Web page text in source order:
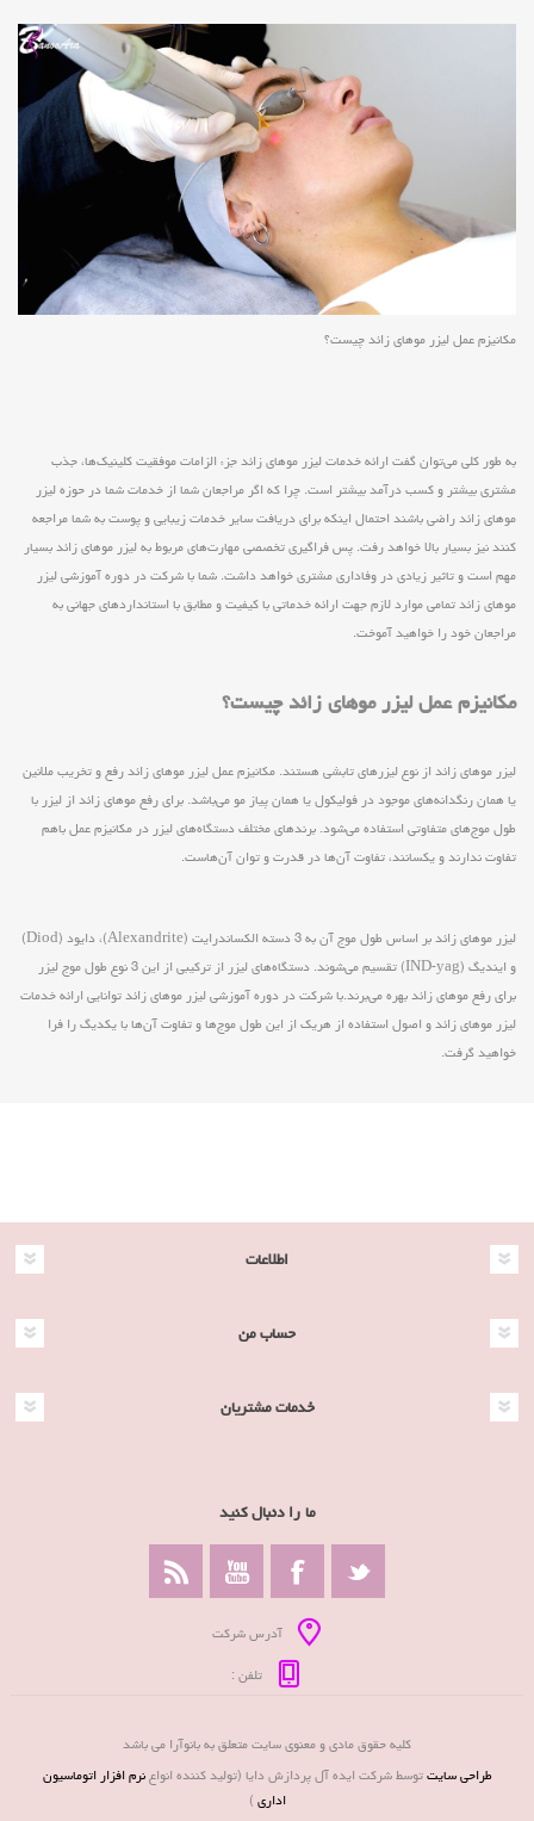
مکانیزم عمل لیزر موهای زائد چیست؟
به طور کلی می‌توان گفت ارائه خدمات لیزر موهای زائد جزء الزامات موفقیت کلینیک‌ها، جذب
مشتری بیشتر و کسب درآمد بیشتر است. چرا که اگر مراجعان شما از خدمات شما در حوزه لیزر
موهای زائد راضی باشند احتمال اینکه برای دریافت سایر خدمات زیبایی و پوست به شما مراجعه
کنند نیز بسیار بالا خواهد رفت. پس فراگیری تخصصی مهارت‌های مربوط به لیزر موهای زائد بسیار
مهم است و تاثیر زیادی در وفاداری مشتری خواهد داشت. شما با شرکت در دوره آموزشی لیزر
موهای زائد تمامی موارد لازم جهت ارائه خدماتی با کیفیت و مطابق با استانداردهای جهانی به
مراجعان خود را خواهید آموخت.
مکانیزم عمل لیزر موهای زائد چیست؟
لیزر موهای زائد از نوع لیزرهای تابشی هستند. مکانیزم عمل لیزر موهای زائد رفع و تخریب ملانین
یا همان رنگدانه‌های موجود در فولیکول یا همان پیاز مو می‌باشد. برای رفع موهای زائد از لیزر با
طول موج‌های متفاوتی استفاده می‌شود. برندهای مختلف دستگاه‌های لیزر در مکانیزم عمل باهم
تفاوت ندارند و یکسانند، تفاوت آن‌ها در قدرت و توان آن‌هاست.
لیزر موهای زائد بر اساس طول موج آن به 3 دسته الکساندرایت (Alexandrite)، دایود (Diod)
و ایندیگ (IND-yag) تقسیم می‌شوند. دستگاه‌های لیزر از ترکیبی از این 3 نوع طول موج لیزر
برای رفع موهای زائد بهره می‌برند.با شرکت در دوره آموزشی لیزر موهای زائد توانایی ارائه خدمات
لیزر موهای زائد و اصول استفاده از هریک از این طول موج‌ها و تفاوت آن‌ها با یکدیگ را فرا
خواهید گرفت.
اطلاعات
حساب من
خدمات مشتریان
ما را دنبال کنید
آدرس شرکت
تلفن :
کلیه حقوق مادی و معنوی سایت متعلق به بانوآرا می باشد
طراحی سایتتوسط شرکت ایده آل پردازش دایا (تولید کننده انواعنرم افزار اتوماسیون
اداری)